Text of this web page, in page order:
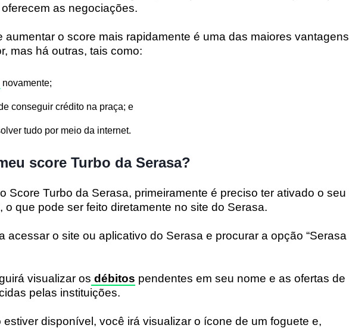
as negociações.
aumentar o score mais rapidamente é uma das maiores vantagens
mas há outras, tais como:
novamente;
conseguir crédito na praça; e
tudo por meio da internet.
score Turbo da Serasa?
Score Turbo da Serasa, primeiramente é preciso ter ativado o seu
o que pode ser feito diretamente no site do Serasa.
acessar o site ou aplicativo do Serasa e procurar a opção “Serasa
visualizar os débitos pendentes em seu nome e as ofertas de
pelas instituições.
estiver disponível, você irá visualizar o ícone de um foguete e,